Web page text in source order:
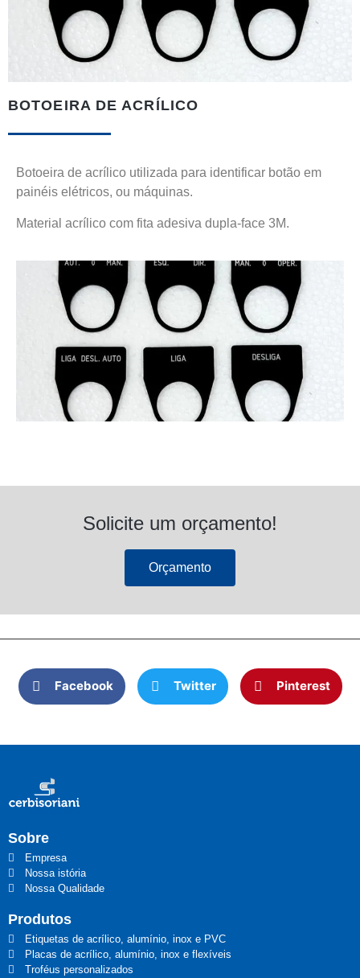
BOTOEIRA DE ACRÍLICO
Botoeira de acrílico utilizada para identificar botão em
painéis elétricos, ou máquinas.
Material acrílico com fita adesiva dupla-face 3M.
Solicite um orçamento!
Orçamento
Facebook Twitter Pinterest
Sobre
Empresa
Nossa istória
Nossa Qualidade
Produtos
Etiquetas de acrílico, alumínio, inox e PVC
Placas de acrílico, alumínio, inox e flexíveis
Troféus personalizados